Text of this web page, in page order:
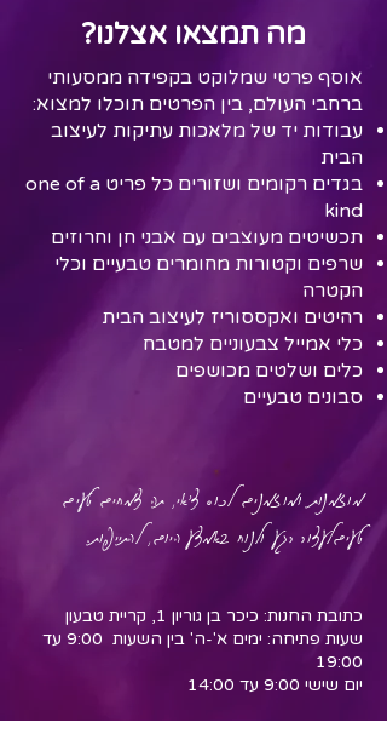
מה תמצאו אצלנו?
אוסף פרטי שמלוקט בקפידה ממסעותי
ברחבי העולם, בין הפרטים תוכלו למצוא:
עבודות יד של מלאכות עתיקות לעיצוב
הבית
בגדים רקומים ושזורים כל פריט one of a
kind
תכשיטים מעוצבים עם אבני חן וחרוזים
שרפים וקטורות מחומרים טבעיים וכלי
הקטרה
רהיטים ואקססוריז לעיצוב הבית
כלי אמייל צבעוניים למטבח
כלים ושלטים מכושפים
סבונים טבעיים
מוזמנות ומוזמנים לכוס צ'אי, תה צמחים טעים
טעיםלעצור רגע ולנוח באמצע היום, להתייפות.
כתובת החנות: כיכר בן גוריון 1, קריית טבעון
שעות פתיחה: ימים א'-ה' בין השעות 9:00 עד
19:00
יום שישי 9:00 עד 14:00